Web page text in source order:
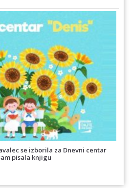
se izborila za Dnevni centar
pisala knjigu